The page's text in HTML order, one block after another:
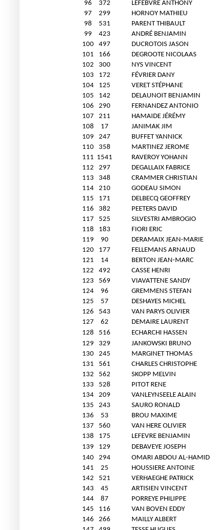
96
372
LEFEBVRE ANTHONY
97
299
HORNOY MATHIEU
98
531
PARENT THIBAULT
99
423
ANDRÉ BENJAMIN
100
497
DUCROTOIS JASON
101
166
DEGROOTE NICOLAAS
102
300
NYS VINCENT
103
172
FÉVRIER DANY
104
125
VERET STÉPHANE
105
142
DELAUNOIT BENJAMIN
106
290
FERNANDEZ ANTONIO
107
211
HAMAIDE JÉRÉMY
108
17
JANIMAK JIM
109
247
BUFFET YANNICK
110
358
MARTINEZ JEROME
111 1541
RAVEROY YOHANN
112
297
DEGALLAIX FABRICE
113
348
CRAMMER CHRISTIAN
114
210
GODEAU SIMON
115
171
DELBECQ GEOFFREY
116
382
PEETERS DAVID
117
525
SILVESTRI AMBROGIO
118
183
FIORI ERIC
119
90
DERAMAIX JEAN-MARIE
120
177
FELLEMANS ARNAUD
121
14
BERTON JEAN-MARC
122
492
CASSE HENRI
123
569
VIAVATTENE SANDY
124
96
GREMMENS STEFAN
125
57
DESHAYES MICHEL
126
543
VAN PARYS OLIVIER
127
62
DEMAIRE LAURENT
128
516
ECHARCHI HASSEN
129
329
JANKOWSKI BRUNO
130
245
MARGINET THOMAS
131
561
CHARLES CHRISTOPHE
132
562
SKOPP MELVIN
133
528
PITOT RENE
134
209
VANLEYNSEELE ALAIN
135
243
SAURO RONALD
136
53
BROU MAXIME
137
560
VAN HERE OLIVIER
138
175
LEFEVRE BENJAMIN
139
129
DEBAVEYE JOSEPH
140
294
OMARI ABDOU AL-HAMID
141
25
HOUSSIERE ANTOINE
142
521
VERHAEGHE PATRICK
143
45
ARTISIEN VINCENT
144
87
PORREYE PHILIPPE
145
116
VAN BOVEN EDDY
146
266
MAILLY ALBERT